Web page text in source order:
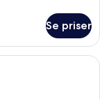
Se priser
topp kvalitet, minibar